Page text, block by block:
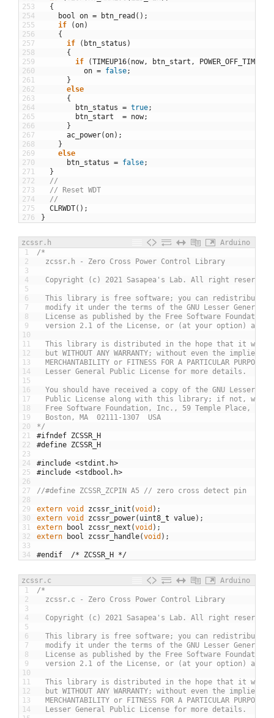
253
254
255
256
257
258
259
260
261
262
263
264
265
266
267
268
269
270
271
272
273
274
275
276
{
bool
on = btn_read ( ) ;
if
(on)
{
if
( btn_status )
{
if
(TIMEUP16( now, btn_start , POWER_OFF_TIME
on = false;
}
else
{
btn_status = true;
btn_start
= now;
}
ac_power(on) ;
}
else
btn_status = false;
}
//
// Reset WDT
//
CLRWDT( ) ;
}
zcssr.h
Arduino
1
2
3
4
5
6
7
8
9
10
11
12
13
14
15
16
17
18
19
20
21
22
23
24
25
26
27
28
29
30
31
32
33
34
/*
zcssr.h - Zero Cross Power Control Library
Copyright (c) 2021 Sasapea's Lab. All right reserved.
This library is free software; you can redistribute
modify it under the terms of the GNU Lesser General
License as published by the Free Software
version 2.1 of the License, or (at your option) any
This library is distributed in the hope that it will
but WITHOUT ANY WARRANTY; without even the implied
MERCHANTABILITY or FITNESS FOR A PARTICULAR PURPOSE.
Lesser General Public License for more details.
You should have received a copy of the GNU Lesser
Public License along with this library; if not,
Free Software Foundation, Inc., 59 Temple Place,
Boston, MA  02111-1307  USA
*/
#ifndef ZCSSR_H
#define	ZCSSR_H
#include <stdint.h>
#include <stdbool.h>
//#define ZCSSR_ZCPIN A5 // zero cross detect pin
extern void zcssr_init (void ) ;
extern void zcssr_power( uint8 t value) ;
extern
bool zcssr_next (void ) ;
extern
bool zcssr_handle(void ) ;
#endif	/* ZCSSR_H */
zcssr.c
Arduino
1
2
3
4
5
6
7
8
9
10
11
12
13
14
/*
zcssr.c - Zero Cross Power Control Library
Copyright (c) 2021 Sasapea's Lab. All right reserved.
This library is free software; you can redistribute
modify it under the terms of the GNU Lesser General
License as published by the Free Software
version 2.1 of the License, or (at your option) any
This library is distributed in the hope that it will
but WITHOUT ANY WARRANTY; without even the implied
MERCHANTABILITY or FITNESS FOR A PARTICULAR PURPOSE.
Lesser General Public License for more details.